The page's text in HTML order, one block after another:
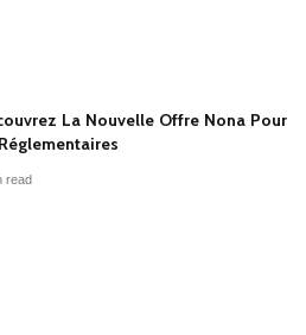
La Nouvelle Offre Nona Pour
read